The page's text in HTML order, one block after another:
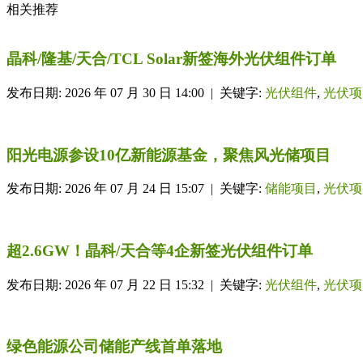
相关推荐
晶科/隆基/天合/TCL Solar新签海外光伏组件订单
发布日期: 2026 年 07 月 30 日 14:00 | 关键字: 光伏组件, 光伏项
阳光电源参设10亿新能源基金，聚焦风光储项目
发布日期: 2026 年 07 月 24 日 15:07 | 关键字: 储能项目 , 光伏项
超2.6GW！晶科/天合等4企新签光伏组件订单
发布日期: 2026 年 07 月 22 日 15:32 | 关键字: 光伏组件, 光伏项
绿色能源公司储能产线首单落地